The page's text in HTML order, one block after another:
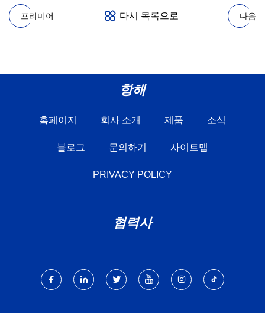
프리미어 다시 목록으로 다음
항해
홈페이지 회사 소개 제품 소식
블로그 문의하기 사이트맵
PRIVACY POLICY
협력사